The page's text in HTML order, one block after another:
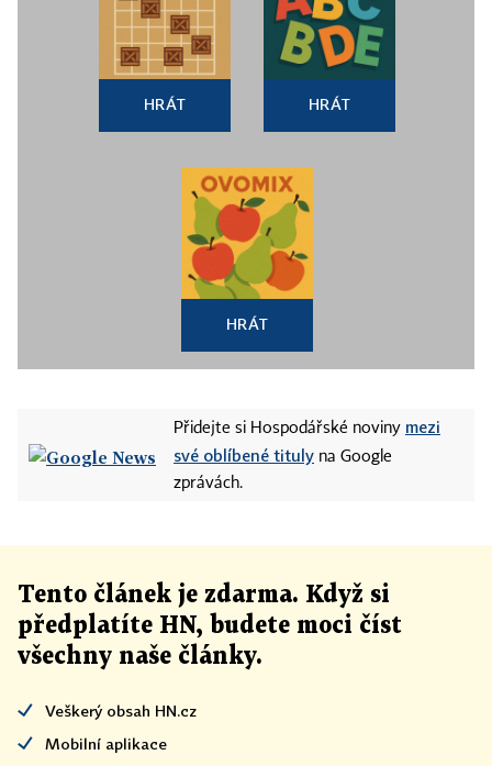
HRÁT HRÁT
HRÁT
Přidejte si Hospodářské noviny mezi
své oblíbené tituly na Google
zprávách.
Tento článek je zdarma. Když si
předplatíte HN, budete moci číst
všechny naše články.
Veškerý obsah HN.cz
Mobilní aplikace